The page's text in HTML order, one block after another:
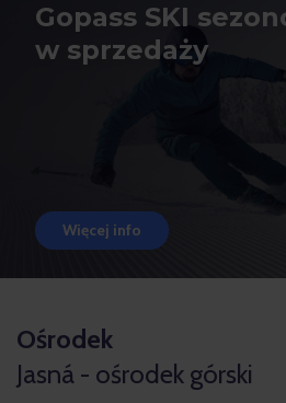
Gopass SKI
w sprzedaży
Więcej info
Ośrodek
Jasná - ośrodek górski